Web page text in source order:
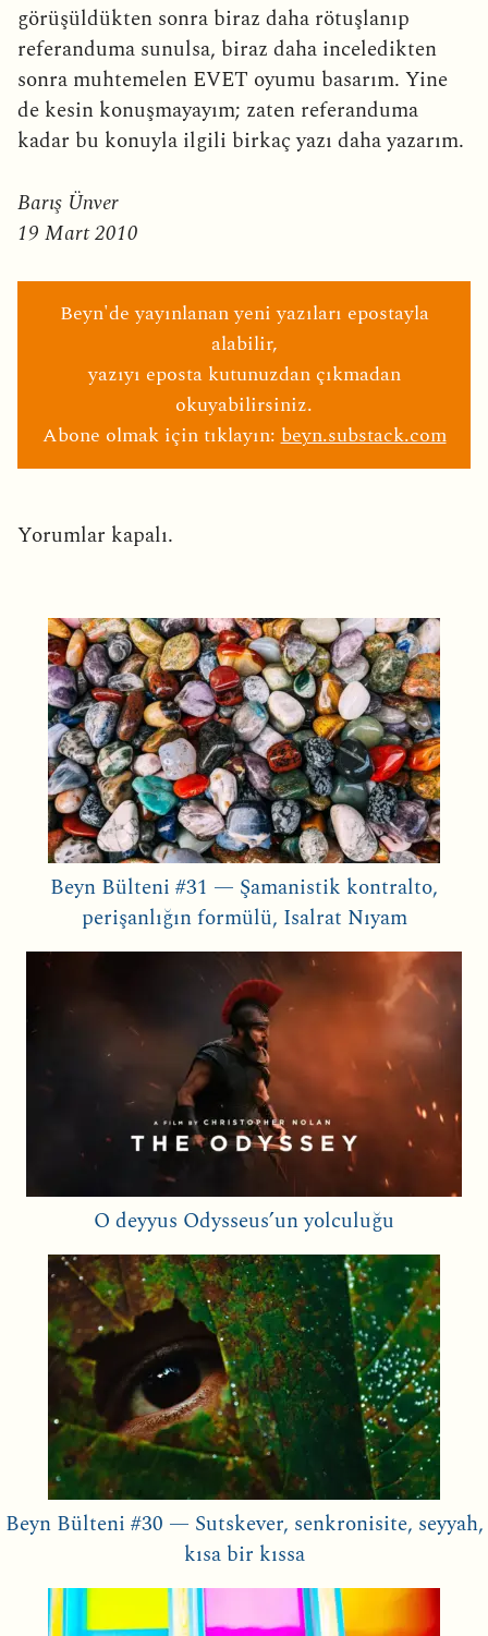
görüşüldükten sonra biraz daha rötuşlanıp
referanduma sunulsa, biraz daha inceledikten
sonra muhtemelen EVET oyumu basarım. Yine
de kesin konuşmayayım; zaten referanduma
kadar bu konuyla ilgili birkaç yazı daha yazarım.
Barış Ünver
19 Mart 2010
Beyn'de yayınlanan yeni yazıları epostayla
alabilir,
yazıyı eposta kutunuzdan çıkmadan
okuyabilirsiniz.
Abone olmak için tıklayın:beyn.substack.com
Yorumlar kapalı.
Beyn Bülteni #31 — Şamanistik kontralto,
perişanlığın formülü, Isalrat Nıyam
O deyyus Odysseus’un yolculuğu
Beyn Bülteni #30 — Sutskever, senkronisite, seyyah,
kısa bir kıssa